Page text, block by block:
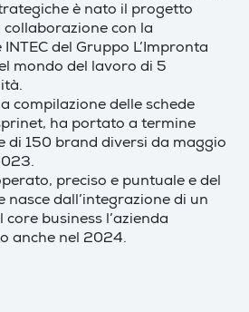
è nato il progetto
con la
del Gruppo L’Impronta
mondo del lavoro di 5
compilazione delle schede
ha portato a termine
di 150 brand diversi da maggio
preciso e puntuale e del
nasce dall’integrazione di un
business l’azienda
anche nel 2024.